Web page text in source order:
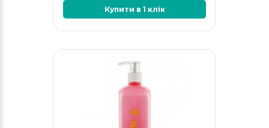
Купити в 1 клік